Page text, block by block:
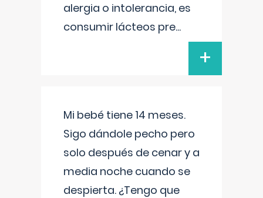
alergia o intolerancia, es
consumir lácteos pre...
+
Mi bebé tiene 14 meses.
Sigo dándole pecho pero
solo después de cenar y a
media noche cuando se
despierta. ¿Tengo que